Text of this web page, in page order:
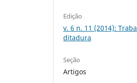
Edição
v. 6 n. 11 (2014):
ditadura
Seção
Artigos